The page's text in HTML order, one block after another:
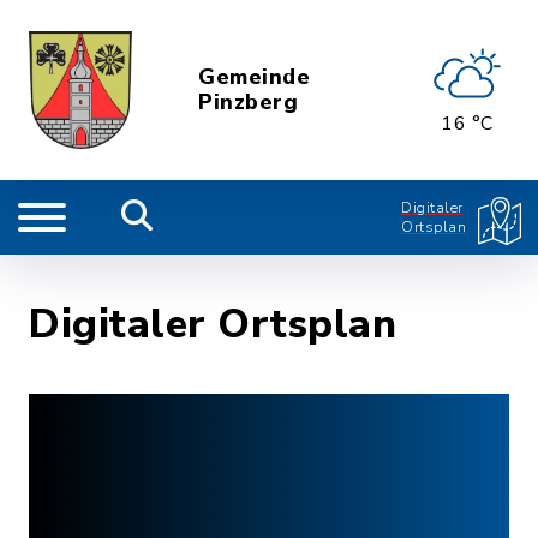
Gemeinde
Pinzberg
16 °C
Digitaler
Ortsplan
Digitaler Ortsplan